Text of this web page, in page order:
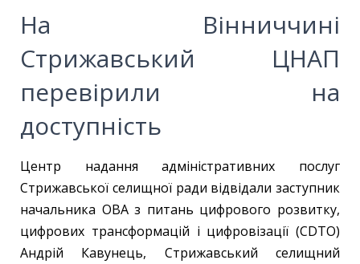
На Вінниччині
Стрижавський ЦНАП
перевірили на
доступність
Центр надання адміністративних послуг
Стрижавської селищної ради відвідали заступник
начальника ОВА з питань цифрового розвитку,
цифрових трансформацій і цифровізації (CDTО)
Андрій Кавунець, Стрижавський селищний